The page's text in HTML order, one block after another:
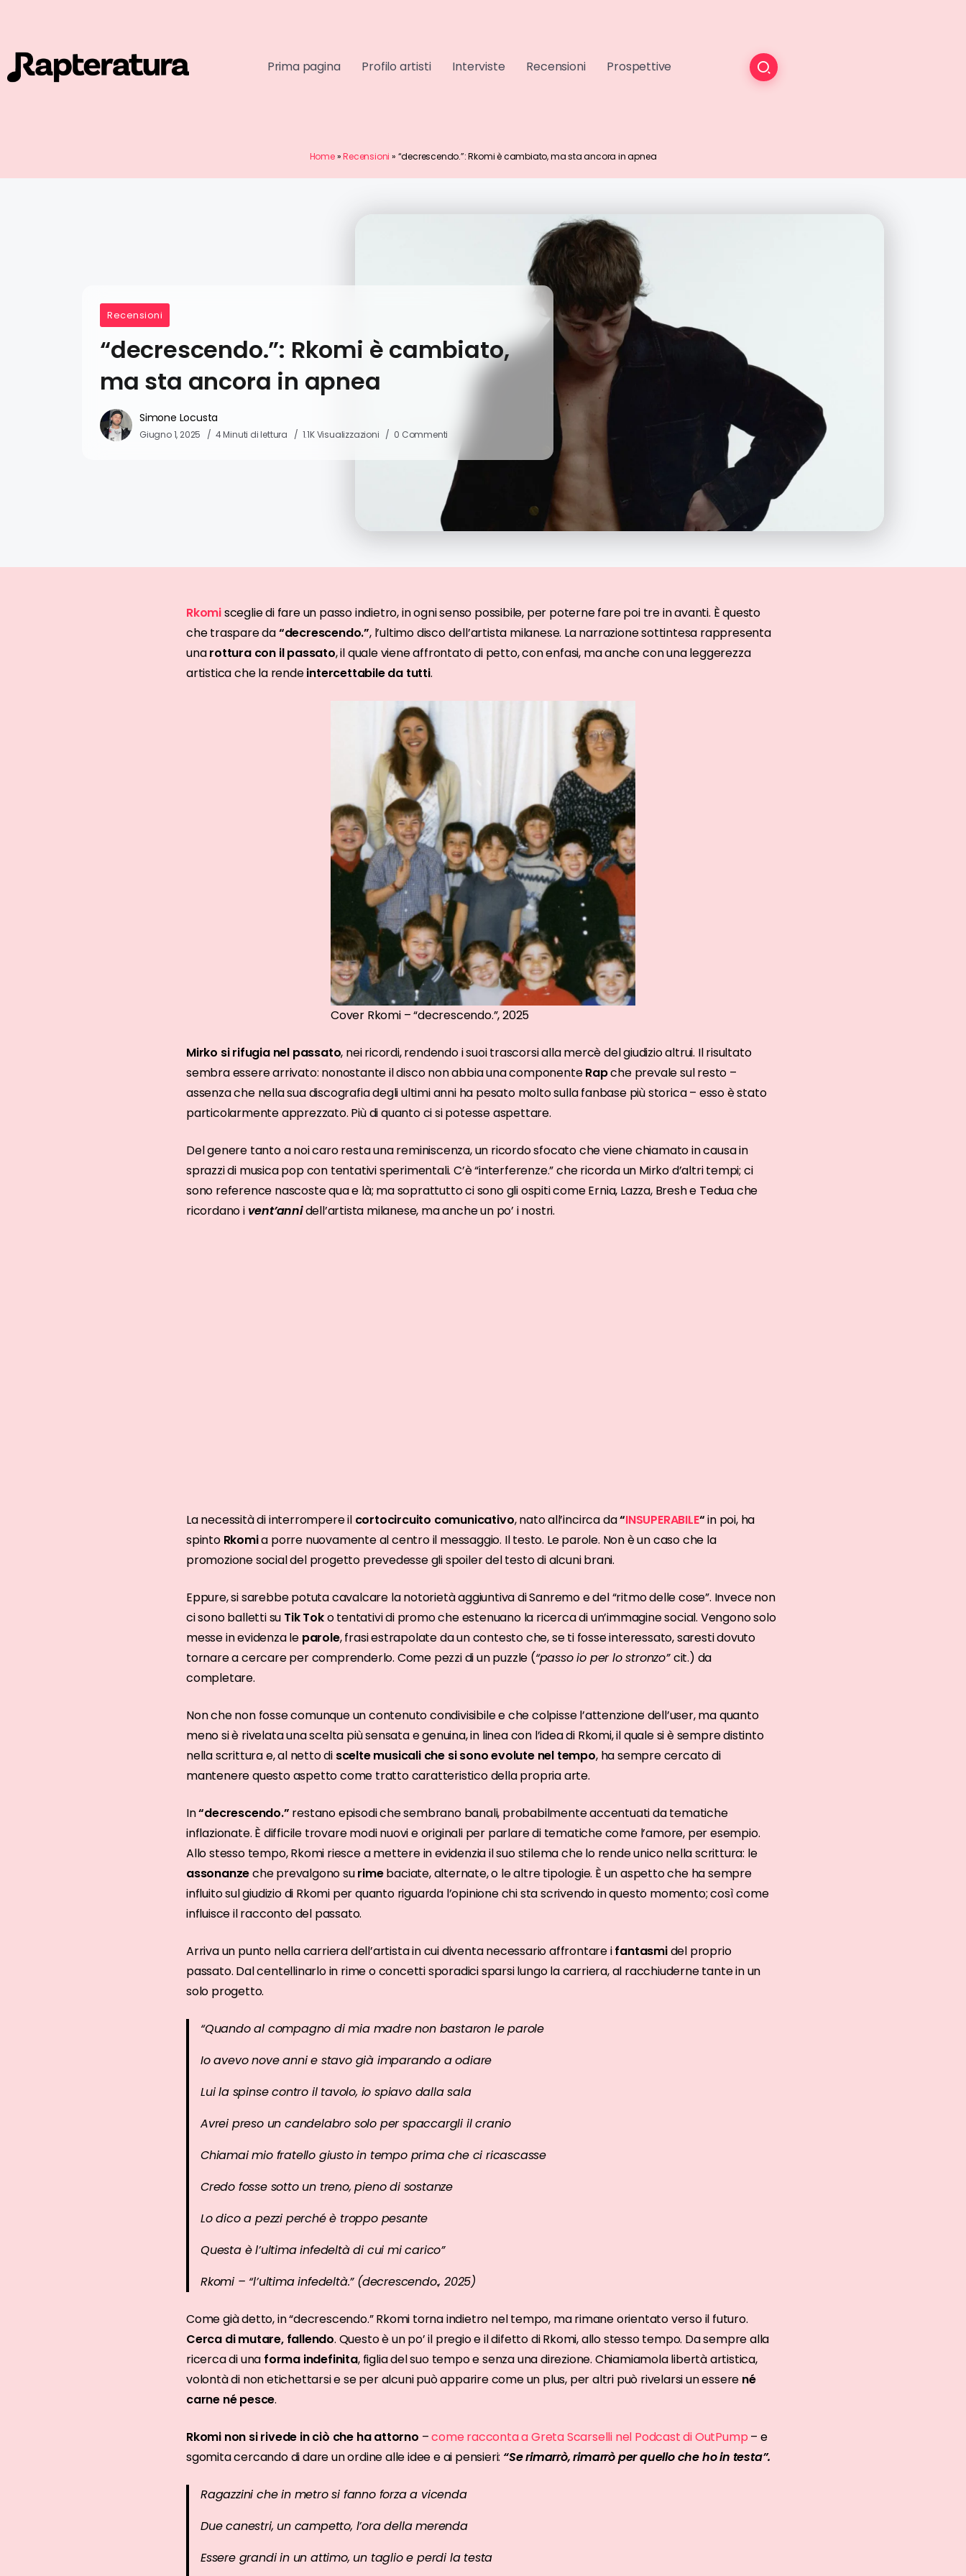
Prima pagina Profilo artisti Interviste Recensioni Prospettive
Home»Recensioni » “decrescendo.”: Rkomi è cambiato, ma sta ancora in apnea
Recensioni
“decrescendo.”: Rkomi è cambiato,
ma sta ancora in apnea
Simone Locusta
Giugno 1, 2025 4 Minuti di lettura 1.1K Visualizzazioni 0 Commenti
Rkomisceglie di fare un passo indietro, in ogni senso possibile, per poterne fare poi tre in avanti. È questo
che traspare da“decrescendo.”, l’ultimo disco dell’artista milanese. La narrazione sottintesa rappresenta
unarottura con il passato, il quale viene affrontato di petto, con enfasi, ma anche con una leggerezza
artistica che la rendeintercettabile da tutti.
Cover Rkomi – “decrescendo.”, 2025
Mirko si rifugia nel passato, nei ricordi, rendendo i suoi trascorsi alla mercè del giudizio altrui. Il risultato
sembra essere arrivato: nonostante il disco non abbia una componenteRapche prevale sul resto –
assenza che nella sua discografia degli ultimi anni ha pesato molto sulla fanbase più storica – esso è stato
particolarmente apprezzato. Più di quanto ci si potesse aspettare.
Del genere tanto a noi caro resta una reminiscenza, un ricordo sfocato che viene chiamato in causa in
sprazzi di musica pop con tentativi sperimentali. C’è “interferenze.” che ricorda un Mirko d’altri tempi; ci
sono reference nascoste qua e là; ma soprattutto ci sono gli ospiti come Ernia, Lazza, Bresh e Tedua che
ricordano i vent’annidell’artista milanese, ma anche un po’ i nostri.
La necessità di interrompere il cortocircuito comunicativo, nato all’incirca da“INSUPERABILE“in poi, ha
spinto Rkomia porre nuovamente al centro il messaggio. Il testo. Le parole. Non è un caso che la
promozione social del progetto prevedesse gli spoiler del testo di alcuni brani.
Eppure, si sarebbe potuta cavalcare la notorietà aggiuntiva di Sanremo e del “ritmo delle cose”. Invece non
ci sono balletti su Tik Toko tentativi di promo che estenuano la ricerca di un’immagine social. Vengono solo
messe in evidenza le parole, frasi estrapolate da un contesto che, se ti fosse interessato, saresti dovuto
tornare a cercare per comprenderlo. Come pezzi di un puzzle (“passo io per lo stronzo”cit.) da
completare.
Non che non fosse comunque un contenuto condivisibile e che colpisse l’attenzione dell’user, ma quanto
meno si è rivelata una scelta più sensata e genuina, in linea con l’idea di Rkomi, il quale si è sempre distinto
nella scrittura e, al netto di scelte musicali che si sono evolute nel tempo, ha sempre cercato di
mantenere questo aspetto come tratto caratteristico della propria arte.
In“decrescendo.” restano episodi che sembrano banali, probabilmente accentuati da tematiche
inflazionate. È difficile trovare modi nuovi e originali per parlare di tematiche come l’amore, per esempio.
Allo stesso tempo, Rkomi riesce a mettere in evidenzia il suo stilema che lo rende unico nella scrittura: le
assonanzeche prevalgono surimebaciate, alternate, o le altre tipologie. È un aspetto che ha sempre
influito sul giudizio di Rkomi per quanto riguarda l’opinione chi sta scrivendo in questo momento; così come
influisce il racconto del passato.
Arriva un punto nella carriera dell’artista in cui diventa necessario affrontare ifantasmidel proprio
passato. Dal centellinarlo in rime o concetti sporadici sparsi lungo la carriera, al racchiuderne tante in un
solo progetto.
“Quando al compagno di mia madre non bastaron le parole
Io avevo nove anni e stavo già imparando a odiare
Lui la spinse contro il tavolo, io spiavo dalla sala
Avrei preso un candelabro solo per spaccargli il cranio
Chiamai mio fratello giusto in tempo prima che ci ricascasse
Credo fosse sotto un treno, pieno di sostanze
Lo dico a pezzi perché è troppo pesante
Questa è l’ultima infedeltà di cui mi carico”
Rkomi – “l’ultima infedeltà.” (decrescendo., 2025)
Come già detto, in “decrescendo.” Rkomi torna indietro nel tempo, ma rimane orientato verso il futuro.
Cerca di mutare, fallendo. Questo è un po’ il pregio e il difetto di Rkomi, allo stesso tempo. Da sempre alla
ricerca di una forma indefinita, figlia del suo tempo e senza una direzione. Chiamiamola libertà artistica,
volontà di non etichettarsi e se per alcuni può apparire come un plus, per altri può rivelarsi un essere né
carne né pesce.
Rkomi non si rivede in ciò che ha attorno –come racconta a Greta Scarselli nel Podcast di OutPump – e
sgomita cercando di dare un ordine alle idee e ai pensieri: “Se rimarrò, rimarrò per quello che ho in testa”.
Ragazzini che in metro si fanno forza a vicenda
Due canestri, un campetto, l’ora della merenda
Essere grandi in un attimo, un taglio e perdi la testa